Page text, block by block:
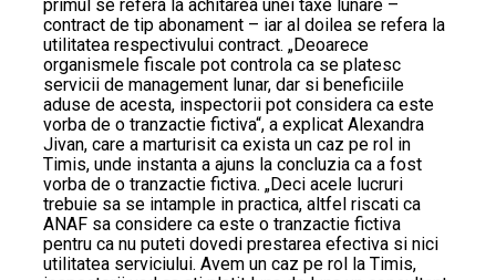
primul se refera la achitarea unei taxe lunare –
contract de tip abonament – iar al doilea se refera la
utilitatea respectivului contract. „Deoarece
organismele fiscale pot controla ca se platesc
servicii de management lunar, dar si beneficiile
aduse de acesta, inspectorii pot considera ca este
vorba de o tranzactie fictiva“, a explicat Alexandra
Jivan, care a marturisit ca exista un caz pe rol in
Timis, unde instanta a ajuns la concluzia ca a fost
vorba de o tranzactie fictiva. „Deci acele lucruri
trebuie sa se intample in practica, altfel riscati ca
ANAF sa considere ca este o tranzactie fictiva
pentru ca nu puteti dovedi prestarea efectiva si nici
utilitatea serviciului. Avem un caz pe rol la Timis,